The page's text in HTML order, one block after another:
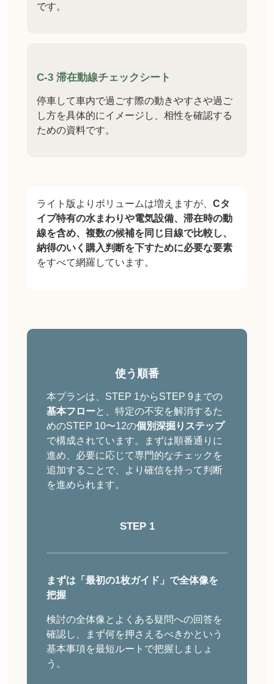
です。
C-3 滞在動線チェックシート
停車して車内で過ごす際の動きやすさや過ご
し方を具体的にイメージし、相性を確認する
ための資料です。
ライト版よりボリュームは増えますが、 Cタ
イプ特有の水まわりや電気設備、滞在時の動
線を含め、複数の候補を同じ目線で比較し、
納得のいく購入判断を下すために必要な要素
をすべて網羅しています。
使う順番
本プランは、STEP 1からSTEP 9までの
基本フローと、特定の不安を解消するた
めのSTEP 10〜12の個別深掘りステップ
で構成されています。まずは順番通りに
進め、必要に応じて専門的なチェックを
追加することで、より確信を持って判断
を進められます。
STEP 1
まずは「最初の1枚ガイド」で全体像を
把握
検討の全体像とよくある疑問への回答を
確認し、まず何を押さえるべきかという
基本事項を最短ルートで把握しましょ
う。